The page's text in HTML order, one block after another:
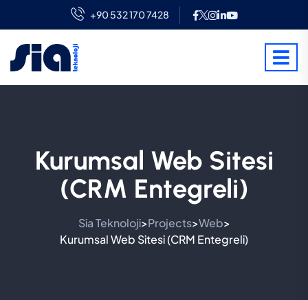
+90 532 170 7428
Kurumsal Web Sitesi
(CRM Entegreli)
Sia Teknoloji>Projects>Web>
Kurumsal Web Sitesi (CRM Entegreli)